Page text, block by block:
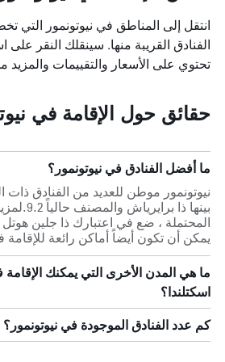
انتقل إلى المناطق في نيوتونمور التي
الفنادق القريبة منها. سينقلك النقر
تحتوي على الأسعار والتقييمات والمزيد
حقائق حول الإقامة في
ما أفضل الفنادق في نيوتونمور؟
نيوتونمور موطن للعديد من الفنادق ذات
بينها ذا
المحتملة ، ضع في اعتبارك ذا جلين هوتل
يمكن أن تكون أيضاً أماكن رائعة للإقامة
ما هي المدن الأخرى التي يمكنك الإقامة
اسكتلندا؟
كم عدد الفنادق الموجودة في نيوتونمور؟